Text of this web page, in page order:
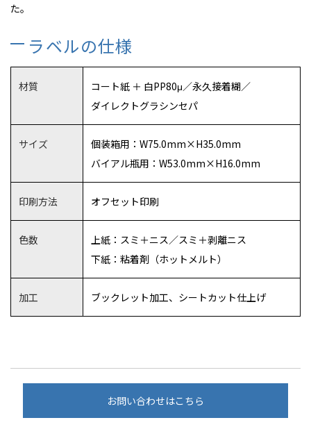
た。
ラベルの仕様
材質
コート紙 ＋ 白PP80μ／永久接着糊／
ダイレクトグラシンセパ
サイズ
個装箱用：W75.0mm×H35.0mm
バイアル瓶用：W53.0mm×H16.0mm
印刷方法 オフセット印刷
色数
上紙：スミ＋ニス／スミ＋剥離ニス
下紙：粘着剤（ホットメルト）
加工 ブックレット加工、シートカット仕上げ
お問い合わせはこちら